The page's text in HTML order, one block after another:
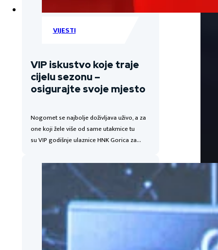
VIJESTI
VIP iskustvo koje traje
cijelu sezonu –
osigurajte svoje mjesto
Nogomet se najbolje doživljava uživo, a za
one koji žele više od same utakmice tu
su VIP godišnje ulaznice HNK Gorica za…